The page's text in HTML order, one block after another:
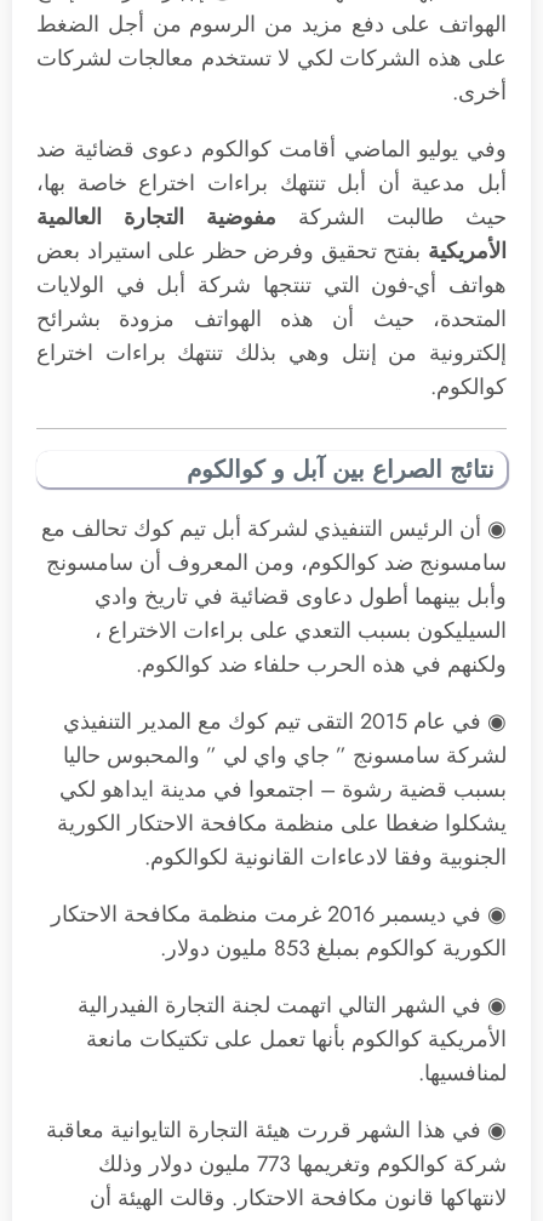
الهواتف على دفع مزيد من الرسوم من أجل الضغط
على هذه الشركات لكي لا تستخدم معالجات لشركات
أخرى.
وفي يوليو الماضي أقامت كوالكوم دعوى قضائية ضد
أبل مدعية أن أبل تنتهك براءات اختراع خاصة بها،
حيث طالبت الشركة مفوضية التجارة العالمية
الأمريكية بفتح تحقيق وفرض حظر على استيراد بعض
هواتف أي-فون التي تنتجها شركة أبل في الولايات
المتحدة، حيث أن هذه الهواتف مزودة بشرائح
إلكترونية من إنتل وهي بذلك تنتهك براءات اختراع
كوالكوم.
نتائج الصراع بين آبل و كوالكوم
◉ أن الرئيس التنفيذي لشركة أبل تيم كوك تحالف مع
سامسونج ضد كوالكوم، ومن المعروف أن سامسونج
وأبل بينهما أطول دعاوى قضائية في تاريخ وادي
السيليكون بسبب التعدي على براءات الاختراع ،
ولكنهم في هذه الحرب حلفاء ضد كوالكوم.
◉ في عام 2015 التقى تيم كوك مع المدير التنفيذي
لشركة سامسونج ” جاي واي لي ” والمحبوس حاليا
بسبب قضية رشوة – اجتمعوا في مدينة ايداهو لكي
يشكلوا ضغطا على منظمة مكافحة الاحتكار الكورية
الجنوبية وفقا لادعاءات القانونية لكوالكوم.
◉ في ديسمبر 2016 غرمت منظمة مكافحة الاحتكار
الكورية كوالكوم بمبلغ 853 مليون دولار.
◉ في الشهر التالي اتهمت لجنة التجارة الفيدرالية
الأمريكية كوالكوم بأنها تعمل على تكتيكات مانعة
لمنافسيها.
◉ في هذا الشهر قررت هيئة التجارة التايوانية معاقبة
شركة كوالكوم وتغريمها 773 مليون دولار وذلك
لانتهاكها قانون مكافحة الاحتكار. وقالت الهيئة أن